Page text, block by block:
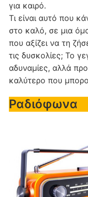
για καιρό.
Τι είναι αυτό που
στο καλό, σε μια
που αξίζει να τη
τις δυσκολίες; Το
αδυναμίες, αλλά
καλύτερο που
Ραδιόφωνα